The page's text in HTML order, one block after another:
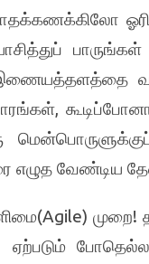
,
வேண்டிய
(Agile) முறை!